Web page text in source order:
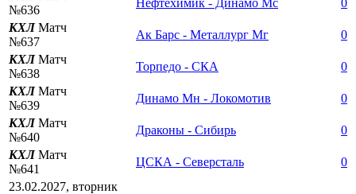
№636
КХЛМатч
№637
Ак Барс - Металлург Мг
0
КХЛМатч
№638
Торпедо - СКА
0
КХЛМатч
№639
Динамо Мн - Локомотив
0
КХЛМатч
№640
Драконы - Сибирь
0
КХЛМатч
№641
ЦСКА - Северсталь
0
23.02.2027, вторник